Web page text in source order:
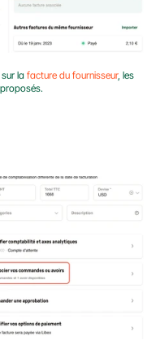
la facture du fournisseur, les